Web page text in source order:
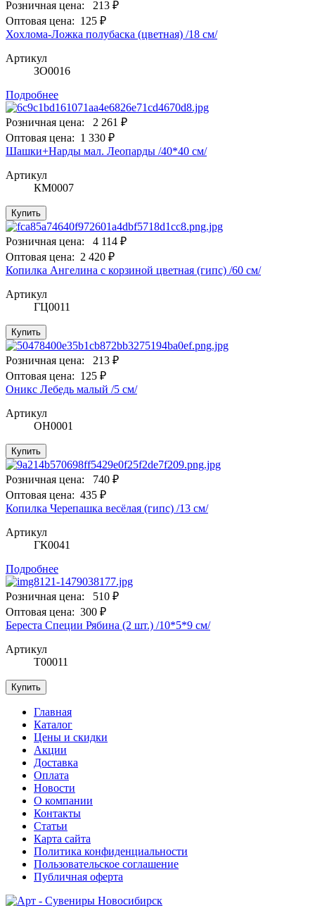
Розничная цена:
213 ₽
Оптовая цена: 125 ₽
Хохлома-Ложка полубаска (цветная) /18 см/
Артикул
ЗО0016
Подробнее
Розничная цена:
2 261 ₽
Оптовая цена: 1 330 ₽
Шашки+Нарды мал. Леопарды /40*40 см/
Артикул
КМ0007
Купить
Розничная цена:
4 114 ₽
Оптовая цена: 2 420 ₽
Копилка Ангелина с корзиной цветная (гипс) /60 см/
Артикул
ГЦ0011
Купить
Розничная цена:
213 ₽
Оптовая цена: 125 ₽
Оникс Лебедь малый /5 см/
Артикул
ОН0001
Купить
Розничная цена:
740 ₽
Оптовая цена: 435 ₽
Копилка Черепашка весёлая (гипс) /13 см/
Артикул
ГК0041
Подробнее
Розничная цена:
510 ₽
Оптовая цена: 300 ₽
Береста Специи Рябина (2 шт.) /10*5*9 см/
Артикул
Т00011
Купить
Главная
Каталог
Цены и скидки
Акции
Доставка
Оплата
Новости
О компании
Контакты
Статьи
Карта сайта
Политика конфиденциальности
Пользовательское соглашение
Публичная оферта